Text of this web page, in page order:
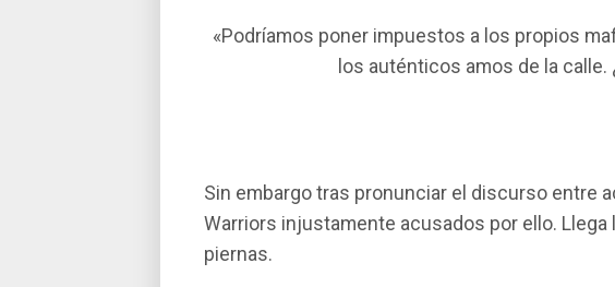
«Podrí­amos poner impuestos a los propios
los auténticos amos de la calle.
Sin embargo tras pronunciar el discurso entre
Warriors injustamente acusados por ello.
piernas.